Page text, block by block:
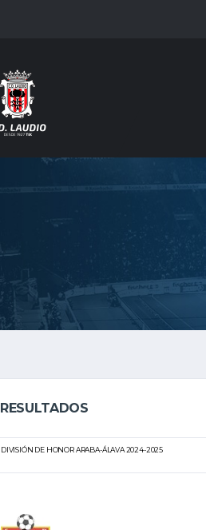
RESULTADOS
DIVISIÓN DE HONOR ARABA-ÁLAVA 2024-2025